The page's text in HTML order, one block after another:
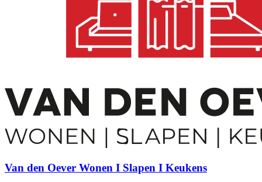
Van den Oever Wonen I Slapen I Keukens